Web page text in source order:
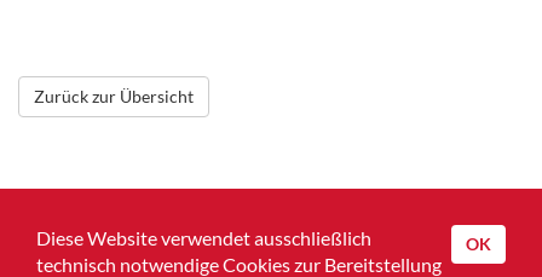
Zurück zur Übersicht
OK
Diese Website verwendet ausschließlich
technisch notwendige Cookies zur Bereitstellung